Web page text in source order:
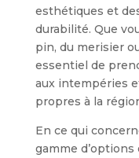
esthétiques et
durabilité. Que
pin, du merisier
essentiel de
aux intempéries
propres à la
En ce qui
gamme